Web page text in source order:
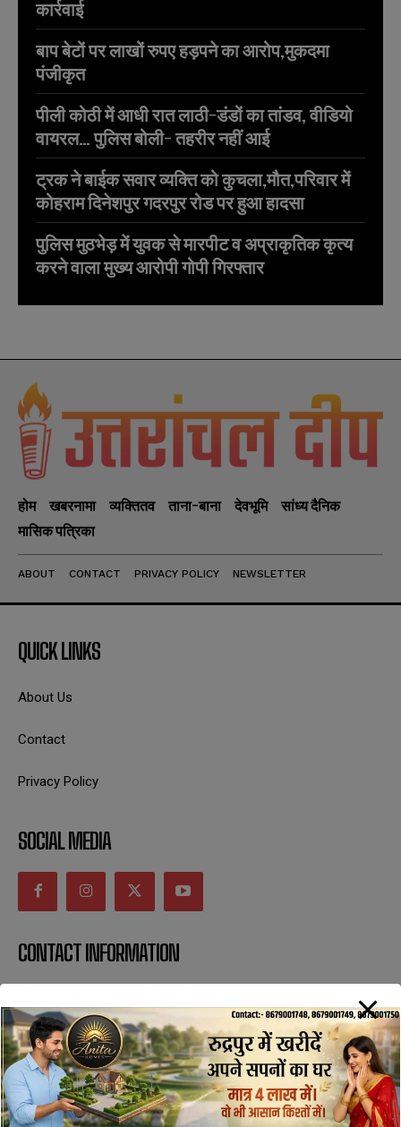
कार्रवाई
बाप बेटों पर लाखों रुपए हड़पने का आरोप,मुकदमा
पंजीकृत
पीली कोठी में आधी रात लाठी-डंडों का तांडव, वीडियो
वायरल… पुलिस बोली- तहरीर नहीं आई
ट्रक ने बाईक सवार व्यक्ति को कुचला,मौत,परिवार में
कोहराम दिनेशपुर गदरपुर रोड पर हुआ हादसा
पुलिस मुठभेड़ में युवक से मारपीट व अप्राकृतिक कृत्य
करने वाला मुख्य आरोपी गोपी गिरफ्तार
होम खबरनामा व्यक्तितव ताना-बाना देवभूमि
सांध्य दैनिक
मासिक पत्रिका
ABOUT CONTACT PRIVACY POLICY NEWSLETTER
QUICK LINKS
About Us
Contact
Privacy Policy
SOCIAL MEDIA
CONTACT INFORMATION
SUBSCRIBE NOW